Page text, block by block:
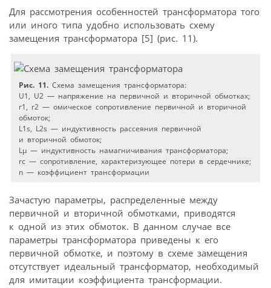
Для рассмотрения особенностей трансформатора того
или иного типа удобно использовать схему
замещения трансформатора [5] (рис. 11).
Рис. 11. Схема замещения трансформатора:
U1, U2 — напряжение на первичной и вторичной обмотках;
г1, г2 — омическое сопротивление первичной и вторичной
обмоток;
L1s, L2s — индуктивность рассеяния первичной
и вторичной обмоток;
Lμ — индуктивность намагничивания трансформатора;
rс — сопротивление, характеризующее потери в сердечнике;
n — коэффициент трансформации
Зачастую параметры, распределенные между
первичной и вторичной обмотками, приводятся
к одной из этих обмоток. В данном случае все
параметры трансформатора приведены к его
первичной обмотке, и поэтому в схеме замещения
отсутствует идеальный трансформатор, необходимый
для имитации коэффициента трансформации.